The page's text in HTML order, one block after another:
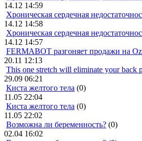
14.12 14:59
Хроническая сердечная
14.12 14:58
Хроническая сердечная
14.12 14:57
FERMABOT разгоняет продажи на
20.11 12:13
This one stretch will eliminate your back
29.09 06:21
Киста желтого тела (0)
11.05 22:04
Киста желтого тела (0)
11.05 22:02
Возможна ли беременность? (0)
02.04 16:02